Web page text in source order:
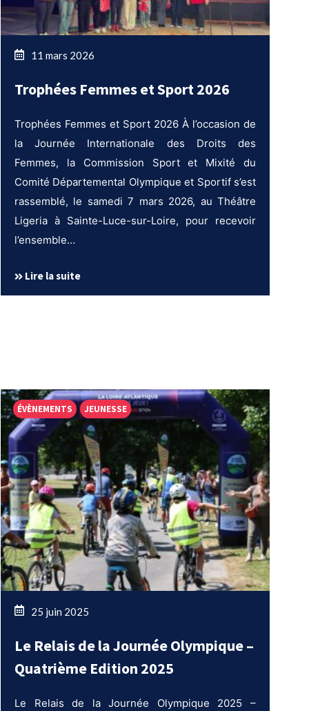
11 mars 2026
Trophées Femmes et Sport 2026
Trophées Femmes et Sport 2026 À l’occasion de
la Journée Internationale des Droits des
Femmes, la Commission Sport et Mixité du
Comité Départemental Olympique et Sportif s’est
rassemblé, le samedi 7 mars 2026, au Théâtre
Ligeria à Sainte-Luce-sur-Loire, pour recevoir
l’ensemble…
Lire la suite
ÉVÈNEMENTS JEUNESSE
25 juin 2025
Le Relais de la Journée Olympique –
Quatrième Edition 2025
Le Relais de la Journée Olympique 2025 –